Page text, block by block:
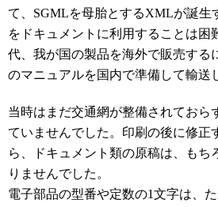
て、SGMLを母胎とするXMLが誕生
をドキュメントに利用することは困
代、我が国の製品を海外で販売する
のマニュアルを国内で準備して輸送
当時はまだ交通網が整備されておら
ていませんでした。印刷の後に修正
ら、ドキュメント類の原稿は、もち
りませんでした。
電子部品の型番や定数の1文字は、